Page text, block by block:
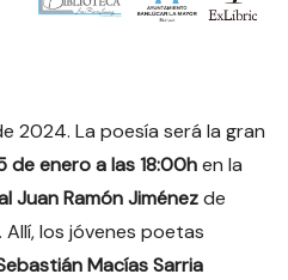
2024. La poesía será la gran
de enero a las 18:00hen la
Juan Ramón Jiménezde
Allí, los jóvenes poetas
Macías Sarria